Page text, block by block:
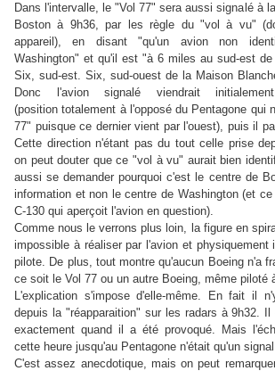
Dans l'intervalle, le "Vol 77" sera aussi signalé à
Boston à 9h36, par les règle du "vol à vu"
appareil), en disant "qu'un avion non
Washington" et qu'il est "à 6 miles au sud-est
Six, sud-est. Six, sud-ouest de la Maison
Donc l'avion signalé viendrait
(position totalement à l'opposé du Pentagone qui
77" puisque ce dernier vient par l'ouest), puis il
Cette direction n'étant pas du tout celle prise
on peut douter que ce "vol à vu" aurait bien
aussi se demander pourquoi c'est le centre de
information et non le centre de Washington (et
C-130 qui aperçoit l'avion en question).
Comme nous le verrons plus loin, la figure en
impossible à réaliser par l'avion et physiquement
pilote. De plus, tout montre qu'aucun Boeing n'a
ce soit le Vol 77 ou un autre Boeing, même piloté
L'explication s'impose d'elle-même. En fait il
depuis la "réapparaition" sur les radars à 9h32.
exactement quand il a été provoqué. Mais
cette heure jusqu'au Pentagone n'était qu'un
C'est assez anecdotique, mais on peut